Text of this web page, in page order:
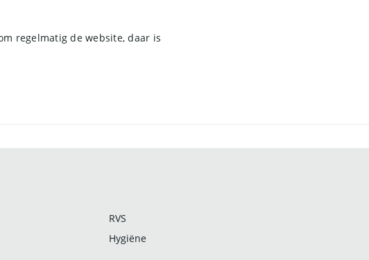
regelmatig de website, daar is
RVS
Hygiëne